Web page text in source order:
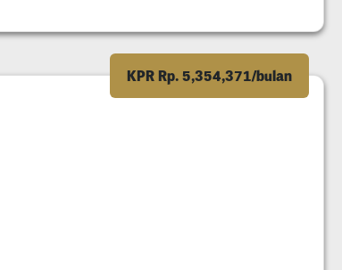
KPR Rp. 5,354,371/bulan